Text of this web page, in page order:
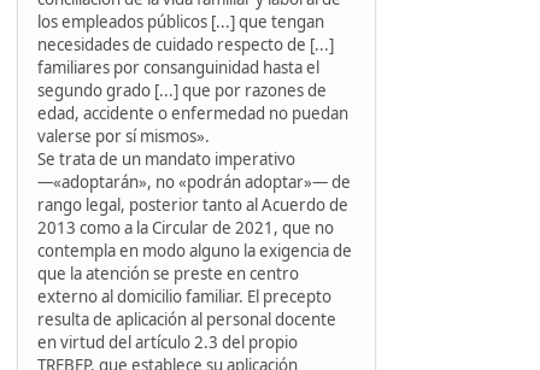
los empleados públicos [...] que tengan
necesidades de cuidado respecto de [...]
familiares por consanguinidad hasta el
segundo grado [...] que por razones de
edad, accidente o enfermedad no puedan
valerse por sí mismos».
Se trata de un mandato imperativo
—«adoptarán», no «podrán adoptar»— de
rango legal, posterior tanto al Acuerdo de
2013 como a la Circular de 2021, que no
contempla en modo alguno la exigencia de
que la atención se preste en centro
externo al domicilio familiar. El precepto
resulta de aplicación al personal docente
en virtud del artículo 2.3 del propio
TREBEP, que establece su aplicación